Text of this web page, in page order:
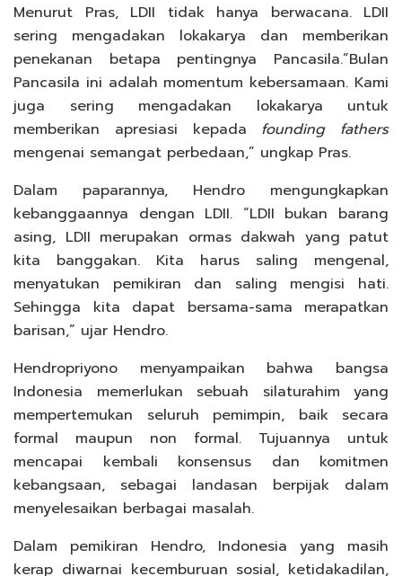
Menurut Pras, LDII tidak hanya berwacana. LDII
sering mengadakan lokakarya dan memberikan
penekanan betapa pentingnya Pancasila.“Bulan
Pancasila ini adalah momentum kebersamaan. Kami
juga sering mengadakan lokakarya untuk
memberikan apresiasi kepada founding
fathers
mengenai semangat perbedaan,” ungkap Pras.
Dalam paparannya, Hendro mengungkapkan
kebanggaannya dengan LDII. “LDII bukan barang
asing, LDII merupakan ormas dakwah yang patut
kita banggakan. Kita harus saling mengenal,
menyatukan pemikiran dan saling mengisi hati.
Sehingga kita dapat bersama-sama merapatkan
barisan,” ujar Hendro.
Hendropriyono menyampaikan bahwa bangsa
Indonesia memerlukan sebuah silaturahim yang
mempertemukan seluruh pemimpin, baik secara
formal maupun non formal. Tujuannya untuk
mencapai kembali konsensus dan komitmen
kebangsaan, sebagai landasan berpijak dalam
menyelesaikan berbagai masalah.
Dalam pemikiran Hendro, Indonesia yang masih
kerap diwarnai kecemburuan sosial, ketidakadilan,